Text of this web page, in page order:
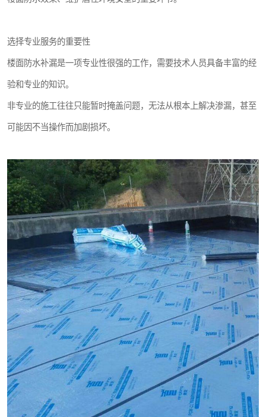
选择专业服务的重要性
楼面防水补漏是一项专业性很强的工作，需要技术人员具备丰富的经
验和专业的知识。
非专业的施工往往只能暂时掩盖问题，无法从根本上解决渗漏，甚至
可能因不当操作而加剧损坏。